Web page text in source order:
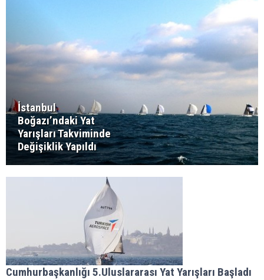
İstanbul
Boğazı’ndaki Yat
Yarışları Takviminde
Değişiklik Yapıldı
Cumhurbaşkanlığı 5.Uluslararası Yat Yarışları Başladı